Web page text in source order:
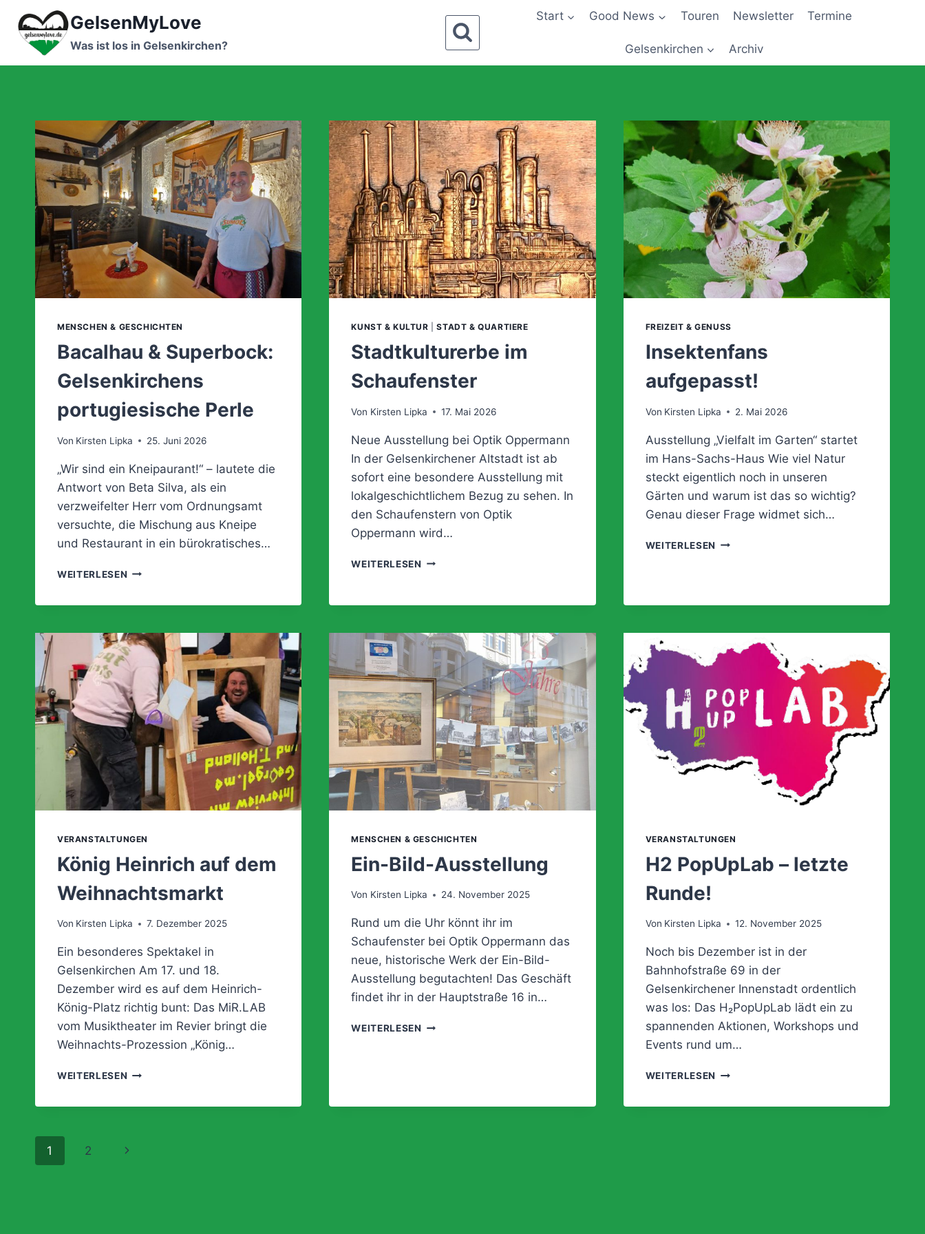
Inhalt
springen
GelsenMyLove
Was ist los in Gelsenkirchen?
Start Good News Touren Newsletter Termine
Gelsenkirchen Archiv
MENSCHEN & GESCHICHTEN
Bacalhau & Superbock:
Gelsenkirchens
portugiesische Perle
Von Kirsten Lipka 25. Juni 2026
„Wir sind ein Kneipaurant!“ – lautete die
Antwort von Beta Silva, als ein
verzweifelter Herr vom Ordnungsamt
versuchte, die Mischung aus Kneipe
und Restaurant in ein bürokratisches…
WEITERLESEN BACALHAU
PERLE
KUNST & KULTUR |STADT & QUARTIERE
Stadtkulturerbe im
Schaufenster
Von Kirsten Lipka 17. Mai 2026
Neue Ausstellung bei Optik Oppermann
In der Gelsenkirchener Altstadt ist ab
sofort eine besondere Ausstellung mit
lokalgeschichtlichem Bezug zu sehen. In
den Schaufenstern von Optik
Oppermann wird…
WEITERLESEN STADTKULTURERBE
FREIZEIT & GENUSS
Insektenfans
aufgepasst!
Von Kirsten Lipka 2. Mai 2026
Ausstellung „Vielfalt im Garten“ startet
im Hans-Sachs-Haus Wie viel Natur
steckt eigentlich noch in unseren
Gärten und warum ist das so wichtig?
Genau dieser Frage widmet sich…
WEITERLESEN INSEKTENFANS
VERANSTALTUNGEN
König Heinrich auf dem
Weihnachtsmarkt
Von Kirsten Lipka 7. Dezember 2025
Ein besonderes Spektakel in
Gelsenkirchen Am 17. und 18.
Dezember wird es auf dem Heinrich-
König-Platz richtig bunt: Das MiR.LAB
vom Musiktheater im Revier bringt die
Weihnachts-Prozession „König…
WEITERLESEN KÖNIG
MENSCHEN & GESCHICHTEN
Ein-Bild-Ausstellung
Von Kirsten Lipka 24. November 2025
Rund um die Uhr könnt ihr im
Schaufenster bei Optik Oppermann das
neue, historische Werk der Ein-Bild-
Ausstellung begutachten! Das Geschäft
findet ihr in der Hauptstraße 16 in…
WEITERLESEN EIN-
VERANSTALTUNGEN
H2 PopUpLab – letzte
Runde!
Von Kirsten Lipka 12. November 2025
Noch bis Dezember ist in der
Bahnhofstraße 69 in der
Gelsenkirchener Innenstadt ordentlich
was los: Das H₂PopUpLab lädt ein zu
spannenden Aktionen, Workshops und
Events rund um…
WEITERLESEN H2
Seitennavigation
1 2
Nächste